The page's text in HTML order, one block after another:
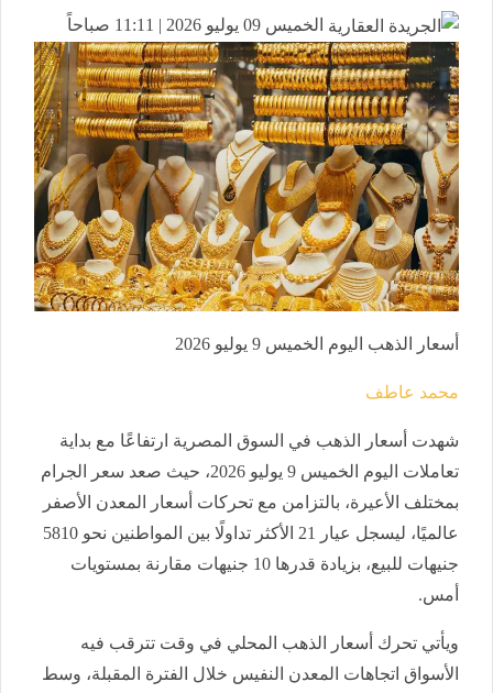
الخميس 09 يوليو 2026 | 11:11 صباحاً
أسعار الذهب اليوم الخميس 9 يوليو 2026
محمد عاطف
شهدت أسعار الذهب في السوق المصرية ارتفاعًا مع بداية
تعاملات اليوم الخميس 9 يوليو 2026، حيث صعد سعر الجرام
بمختلف الأعيرة، بالتزامن مع تحركات أسعار المعدن الأصفر
عالميًا، ليسجل عيار 21 الأكثر تداولًا بين المواطنين نحو 5810
جنيهات للبيع، بزيادة قدرها 10 جنيهات مقارنة بمستويات
أمس.
ويأتي تحرك أسعار الذهب المحلي في وقت تترقب فيه
الأسواق اتجاهات المعدن النفيس خلال الفترة المقبلة، وسط